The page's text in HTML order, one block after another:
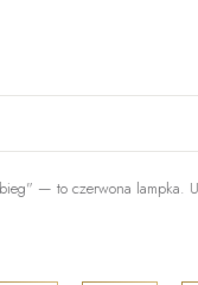
czerwona lampka. Uczciwie.